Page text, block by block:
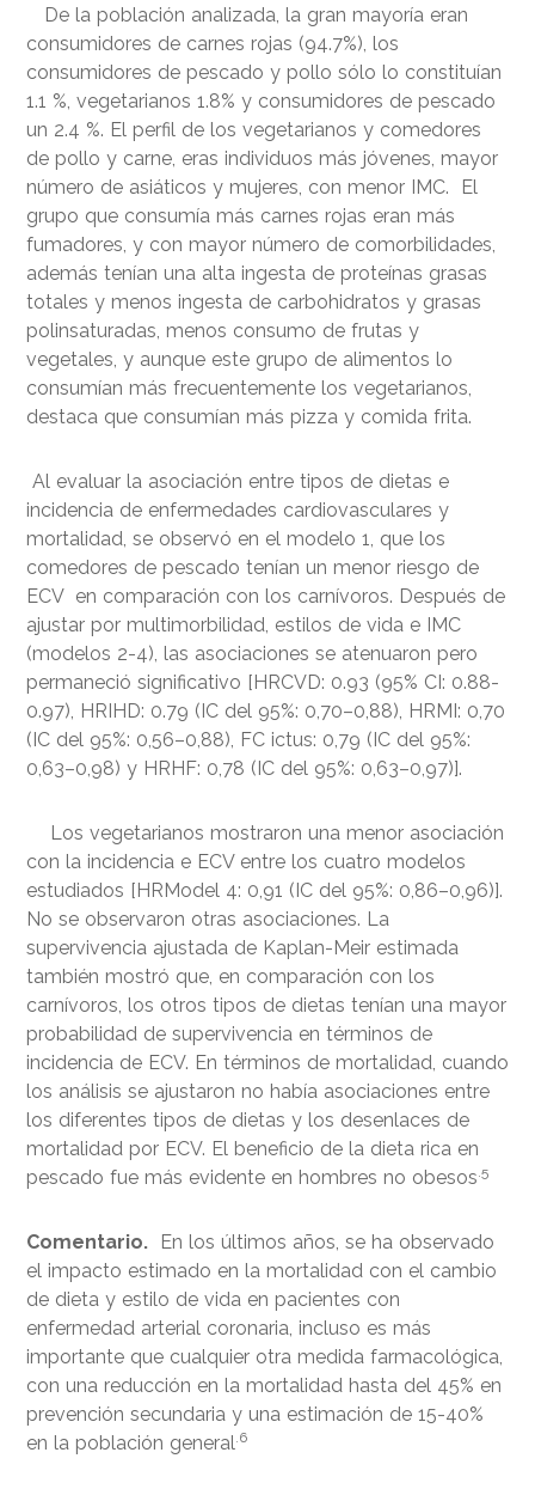
De la población analizada, la gran mayoría eran
consumidores de carnes rojas (94.7%), los
consumidores de pescado y pollo sólo lo constituían
1.1 %, vegetarianos 1.8% y consumidores de pescado
un 2.4 %. El perfil de los vegetarianos y comedores
de pollo y carne, eras individuos más jóvenes, mayor
número de asiáticos y mujeres, con menor IMC. El
grupo que consumía más carnes rojas eran más
fumadores, y con mayor número de comorbilidades,
además tenían una alta ingesta de proteínas grasas
totales y menos ingesta de carbohidratos y grasas
polinsaturadas, menos consumo de frutas y
vegetales, y aunque este grupo de alimentos lo
consumían más frecuentemente los vegetarianos,
destaca que consumían más pizza y comida frita.
Al evaluar la asociación entre tipos de dietas e
incidencia de enfermedades cardiovasculares y
mortalidad, se observó en el modelo 1, que los
comedores de pescado tenían un menor riesgo de
ECV en comparación con los carnívoros. Después de
ajustar por multimorbilidad, estilos de vida e IMC
(modelos 2-4), las asociaciones se atenuaron pero
permaneció significativo [HRCVD: 0.93 (95% CI: 0.88-
0.97), HRIHD: 0.79 (IC del 95%: 0,70–0,88), HRMI: 0,70
(IC del 95%: 0,56–0,88), FC ictus: 0,79 (IC del 95%:
0,63–0,98) y HRHF: 0,78 (IC del 95%: 0,63–0,97)].
Los vegetarianos mostraron una menor asociación
con la incidencia e ECV entre los cuatro modelos
estudiados [HRModel 4: 0,91 (IC del 95%: 0,86–0,96)].
No se observaron otras asociaciones. La
supervivencia ajustada de Kaplan-Meir estimada
también mostró que, en comparación con los
carnívoros, los otros tipos de dietas tenían una mayor
probabilidad de supervivencia en términos de
incidencia de ECV. En términos de mortalidad, cuando
los análisis se ajustaron no había asociaciones entre
los diferentes tipos de dietas y los desenlaces de
mortalidad por ECV. El beneficio de la dieta rica en
pescado fue más evidente en hombres no obesos .5
Comentario. En los últimos años, se ha observado
el impacto estimado en la mortalidad con el cambio
de dieta y estilo de vida en pacientes con
enfermedad arterial coronaria, incluso es más
importante que cualquier otra medida farmacológica,
con una reducción en la mortalidad hasta del 45% en
prevención secundaria y una estimación de 15-40%
en la población general .6